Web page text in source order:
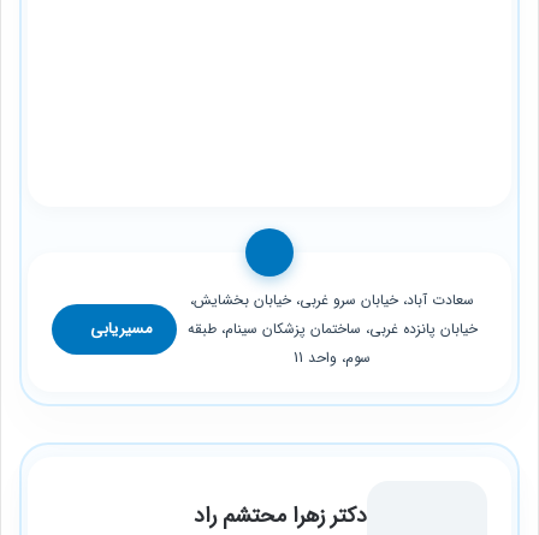
سعادت آباد، خیابان سرو غربی، خیابان بخشایش،
خیابان پانزده غربی، ساختمان پزشکان سینام، طبقه
سوم، واحد 11
مسیریابی
دکتر زهرا محتشم راد